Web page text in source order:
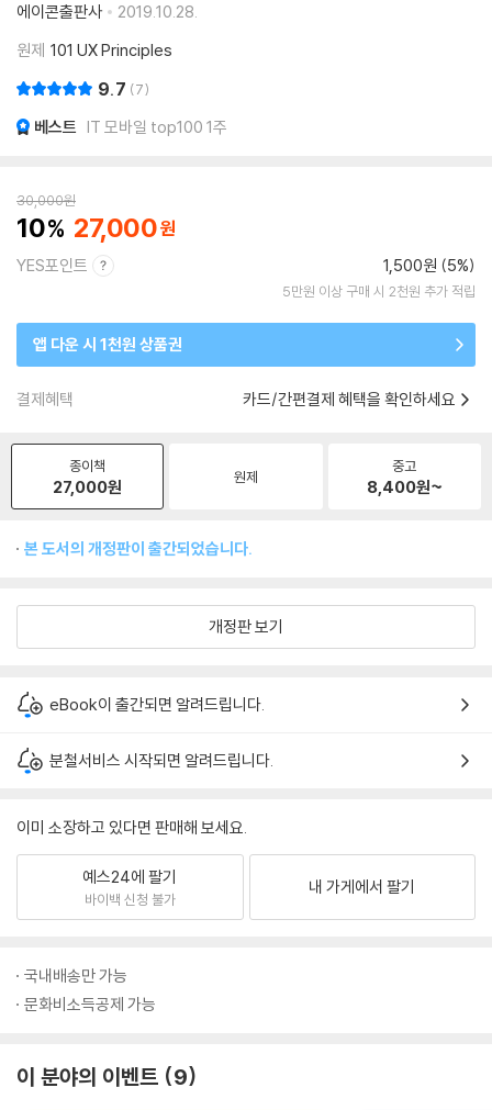
에이콘출판사
2019.10.28.
원제 101 UX Principles
9.7 7
베스트 IT 모바일 top100 1주
30,000원
10 27,000
YES포인트 1,500원 (5%)
5만원 이상 구매 시 2천원 추가 적립
앱 다운 시 1천원 상품권
결제혜택 카드/간편결제 혜택을 확인하세요
종이책
27,000원 원제
중고
8,400원~
본 도서의 개정판이 출간되었습니다.
개정판 보기
eBook이 출간되면 알려드립니다.
분철서비스 시작되면 알려드립니다.
이미 소장하고 있다면 판매해 보세요.
예스24에 팔기
바이백 신청 불가
내 가게에서 팔기
국내배송만 가능
문화비소득공제 가능
이 분야의 이벤트 9